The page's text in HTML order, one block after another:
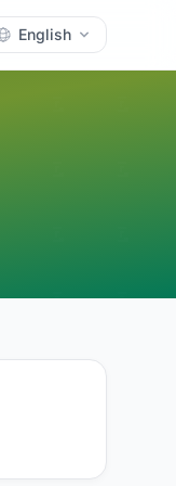
English